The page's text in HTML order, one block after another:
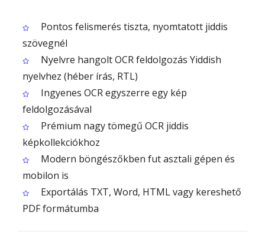
Pontos felismerés tiszta, nyomtatott jiddis
szövegnél
Nyelvre hangolt OCR feldolgozás Yiddish
nyelvhez (héber írás, RTL)
Ingyenes OCR egyszerre egy kép
feldolgozásával
Prémium nagy tömegű OCR jiddis
képkollekciókhoz
Modern böngészőkben fut asztali gépen és
mobilon is
Exportálás TXT, Word, HTML vagy kereshető
PDF formátumba